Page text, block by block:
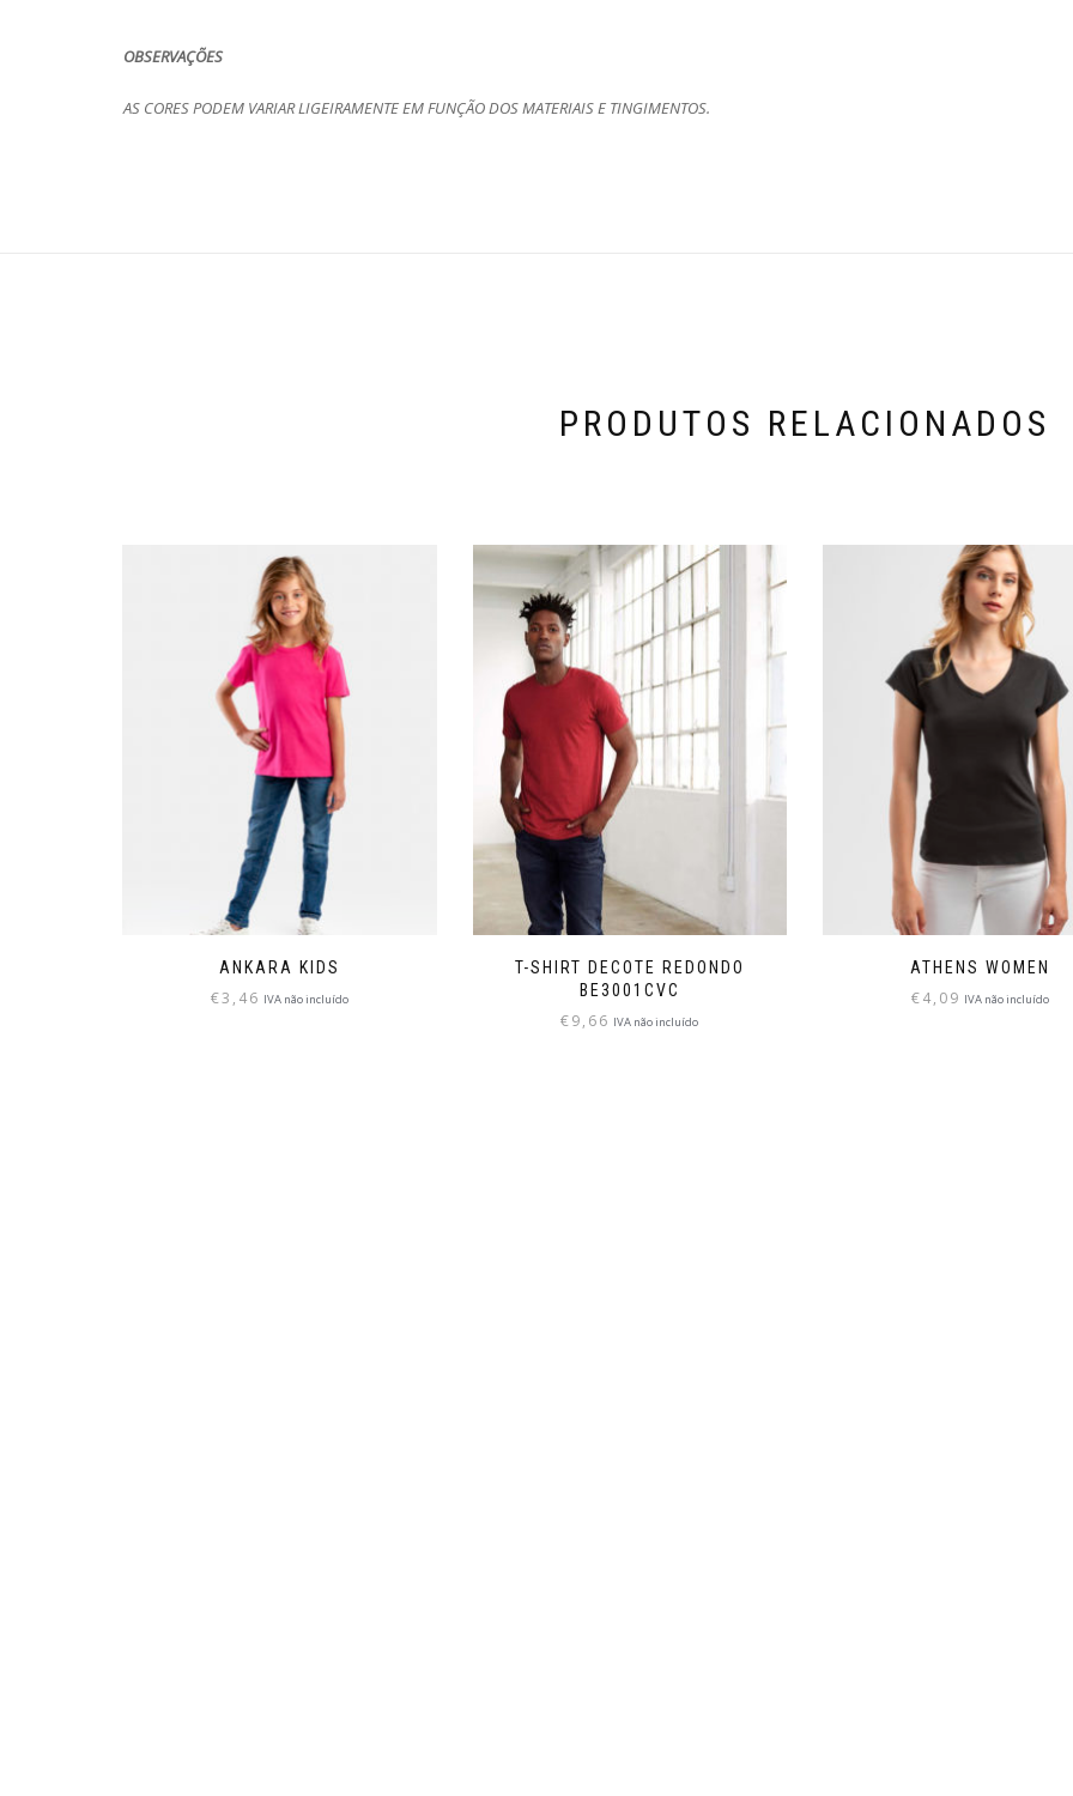
OBSERVAÇÕES
AS CORES PODEM VARIAR LIGEIRAMENTE EM FUNÇÃO DOS MATERIAIS E TINGIMENTOS.
PRODUTOS RELACIONADOS
ANKARA KIDS
€3,46 IVA não incluído
T-SHIRT DECOTE REDONDO
BE3001CVC
€9,66 IVA não incluído
ATHENS WOMEN
€4,09 IVA não incluído